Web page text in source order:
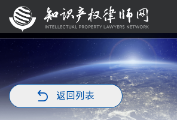
返回列表